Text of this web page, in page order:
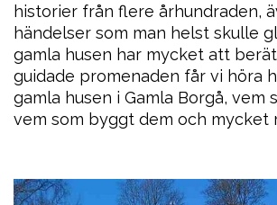
historier från flere århundraden,
händelser som man helst skulle
gamla husen har mycket att
guidade promenaden får vi höra
gamla husen i Gamla Borgå, vem
vem som byggt dem och mycket